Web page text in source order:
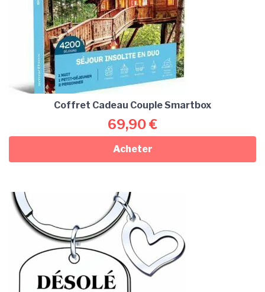
Coffret Cadeau Couple Smartbox
69,90€
Acheter